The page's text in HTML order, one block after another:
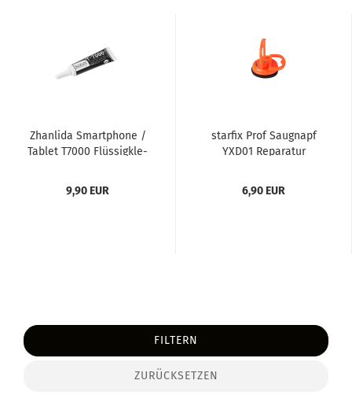
Zhan­li­da Smart­pho­ne /
Ta­blet T7000 Flüs­sig­kle­
9,90 EUR
star­fix Prof Saug­napf
YXD01 Re­pa­ra­tur
6,90 EUR
FILTERN
ZURÜCKSETZEN